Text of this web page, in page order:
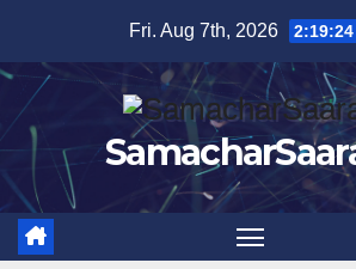
content
Fri. Aug 7th, 2026 2:19:25